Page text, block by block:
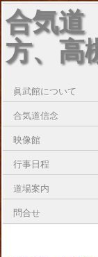
合気道
方、高
眞武館について
合気道信念
映像館
行事日程
道場案内
問合せ